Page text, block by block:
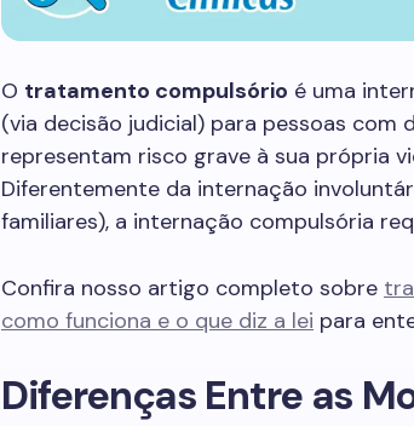
O tratamento compulsório é uma
(via decisão judicial) para pessoas com
representam risco grave à sua própria
Diferentemente da internação
familiares), a internação compulsória
Confira nosso artigo completo sobre
como funciona e o que diz a lei para
Diferenças Entre as